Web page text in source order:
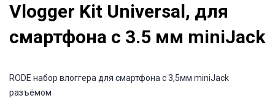
Vlogger Kit Universal, для
смартфона с 3.5 мм miniJack
RODE набор влоггера для смартфона с 3,5мм miniJack
разъёмом